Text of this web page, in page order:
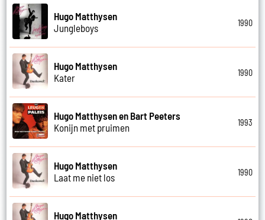
Hugo Matthysen
Jungleboys
1990
Hugo Matthysen
Kater
1990
Hugo Matthysen en Bart Peeters
Konijn met pruimen
1993
Hugo Matthysen
Laat me niet los
1990
Hugo Matthysen